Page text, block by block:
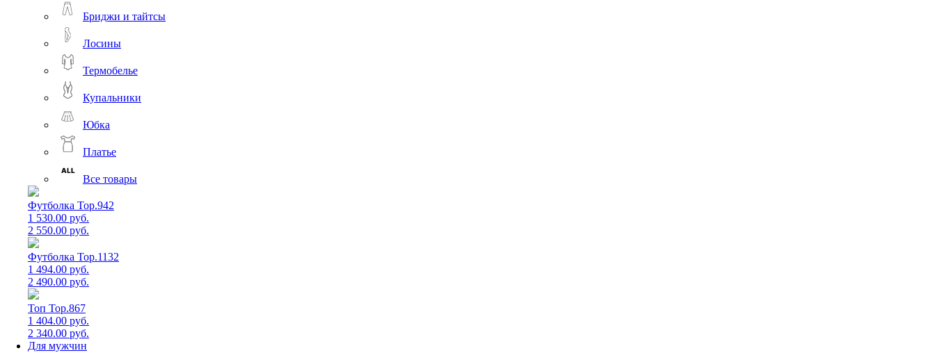
Бриджи и тайтсы
Лосины
Термобелье
Купальники
Юбка
Платье
Все товары
Футболка Top.942
1 530.00 руб.
2 550.00 руб.
Футболка Top.1132
1 494.00 руб.
2 490.00 руб.
Топ Top.867
1 404.00 руб.
2 340.00 руб.
Для мужчин